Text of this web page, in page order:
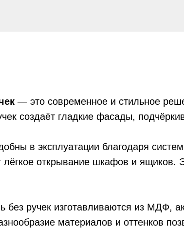
— это современное и стильное
создаёт гладкие фасады,
в эксплуатации благодаря
лёгкое открывание шкафов и ящиков.
без ручек изготавливаются из МДФ,
материалов и оттенков